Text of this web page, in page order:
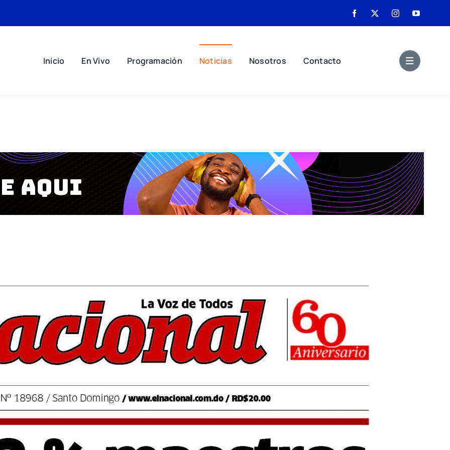
Inicio En Vivo Programación Noticias Nosotros Contacto